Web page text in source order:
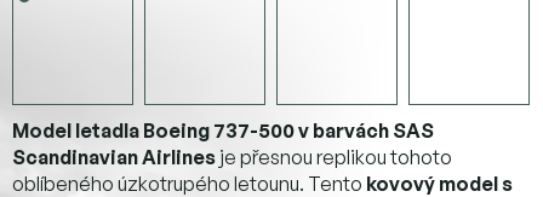
Model letadla Boeing 737-500 v barvách SAS
Scandinavian Airlines je přesnou replikou tohoto
oblíbeného úzkotrupého letounu. Tento kovový model s